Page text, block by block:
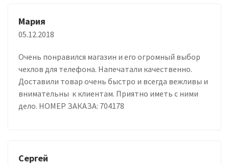
Мария
05.12.2018
Очень понравился магазин и его огромный выбор
чехлов для телефона. Напечатали качественно.
Доставили товар очень быстро и всегда вежливы и
внимательны к клиентам. Приятно иметь с ними
дело. НОМЕР ЗАКАЗА: 704178
Сергей